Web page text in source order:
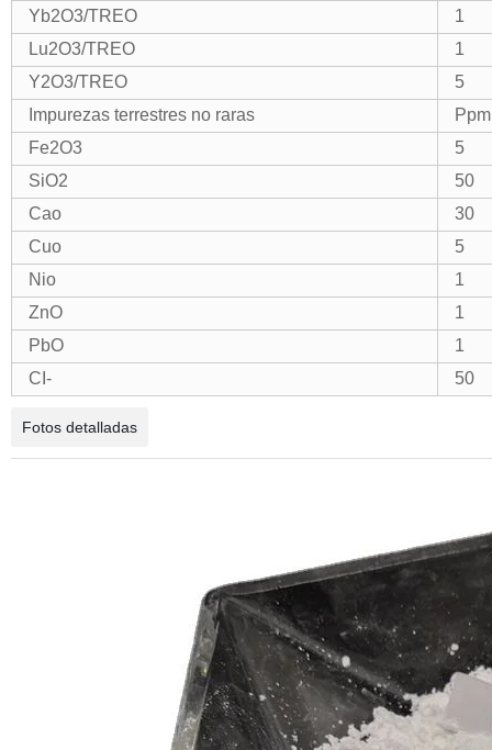
Yb2O3/TREO
1
Lu2O3/TREO
1
Y2O3/TREO
5
Impurezas terrestres no raras
Fe2O3
5
SiO2
50
Cao
30
Cuo
5
Nio
1
ZnO
1
PbO
1
CI-
50
Fotos detalladas